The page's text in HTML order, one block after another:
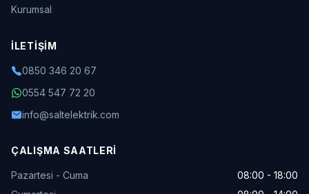
Kurumsal
İLETIŞIM
0850 346 20 67
0554 547 72 20
info@saltelektrik.com
ÇALIŞMA SAATLERI
Pazartesi - Cuma
08:00 - 18:00